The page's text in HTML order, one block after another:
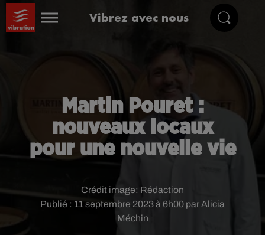
Vibrez avec nous
Martin Pouret :
nouveaux locaux
pour une nouvelle vie
Publié : 11 septembre 2023 à 6h00 par Alicia
Méchin
Crédit image: Rédaction